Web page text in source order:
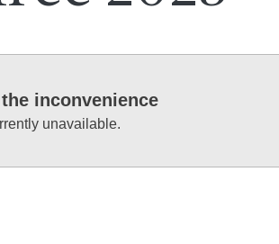
inconvenience
unavailable.